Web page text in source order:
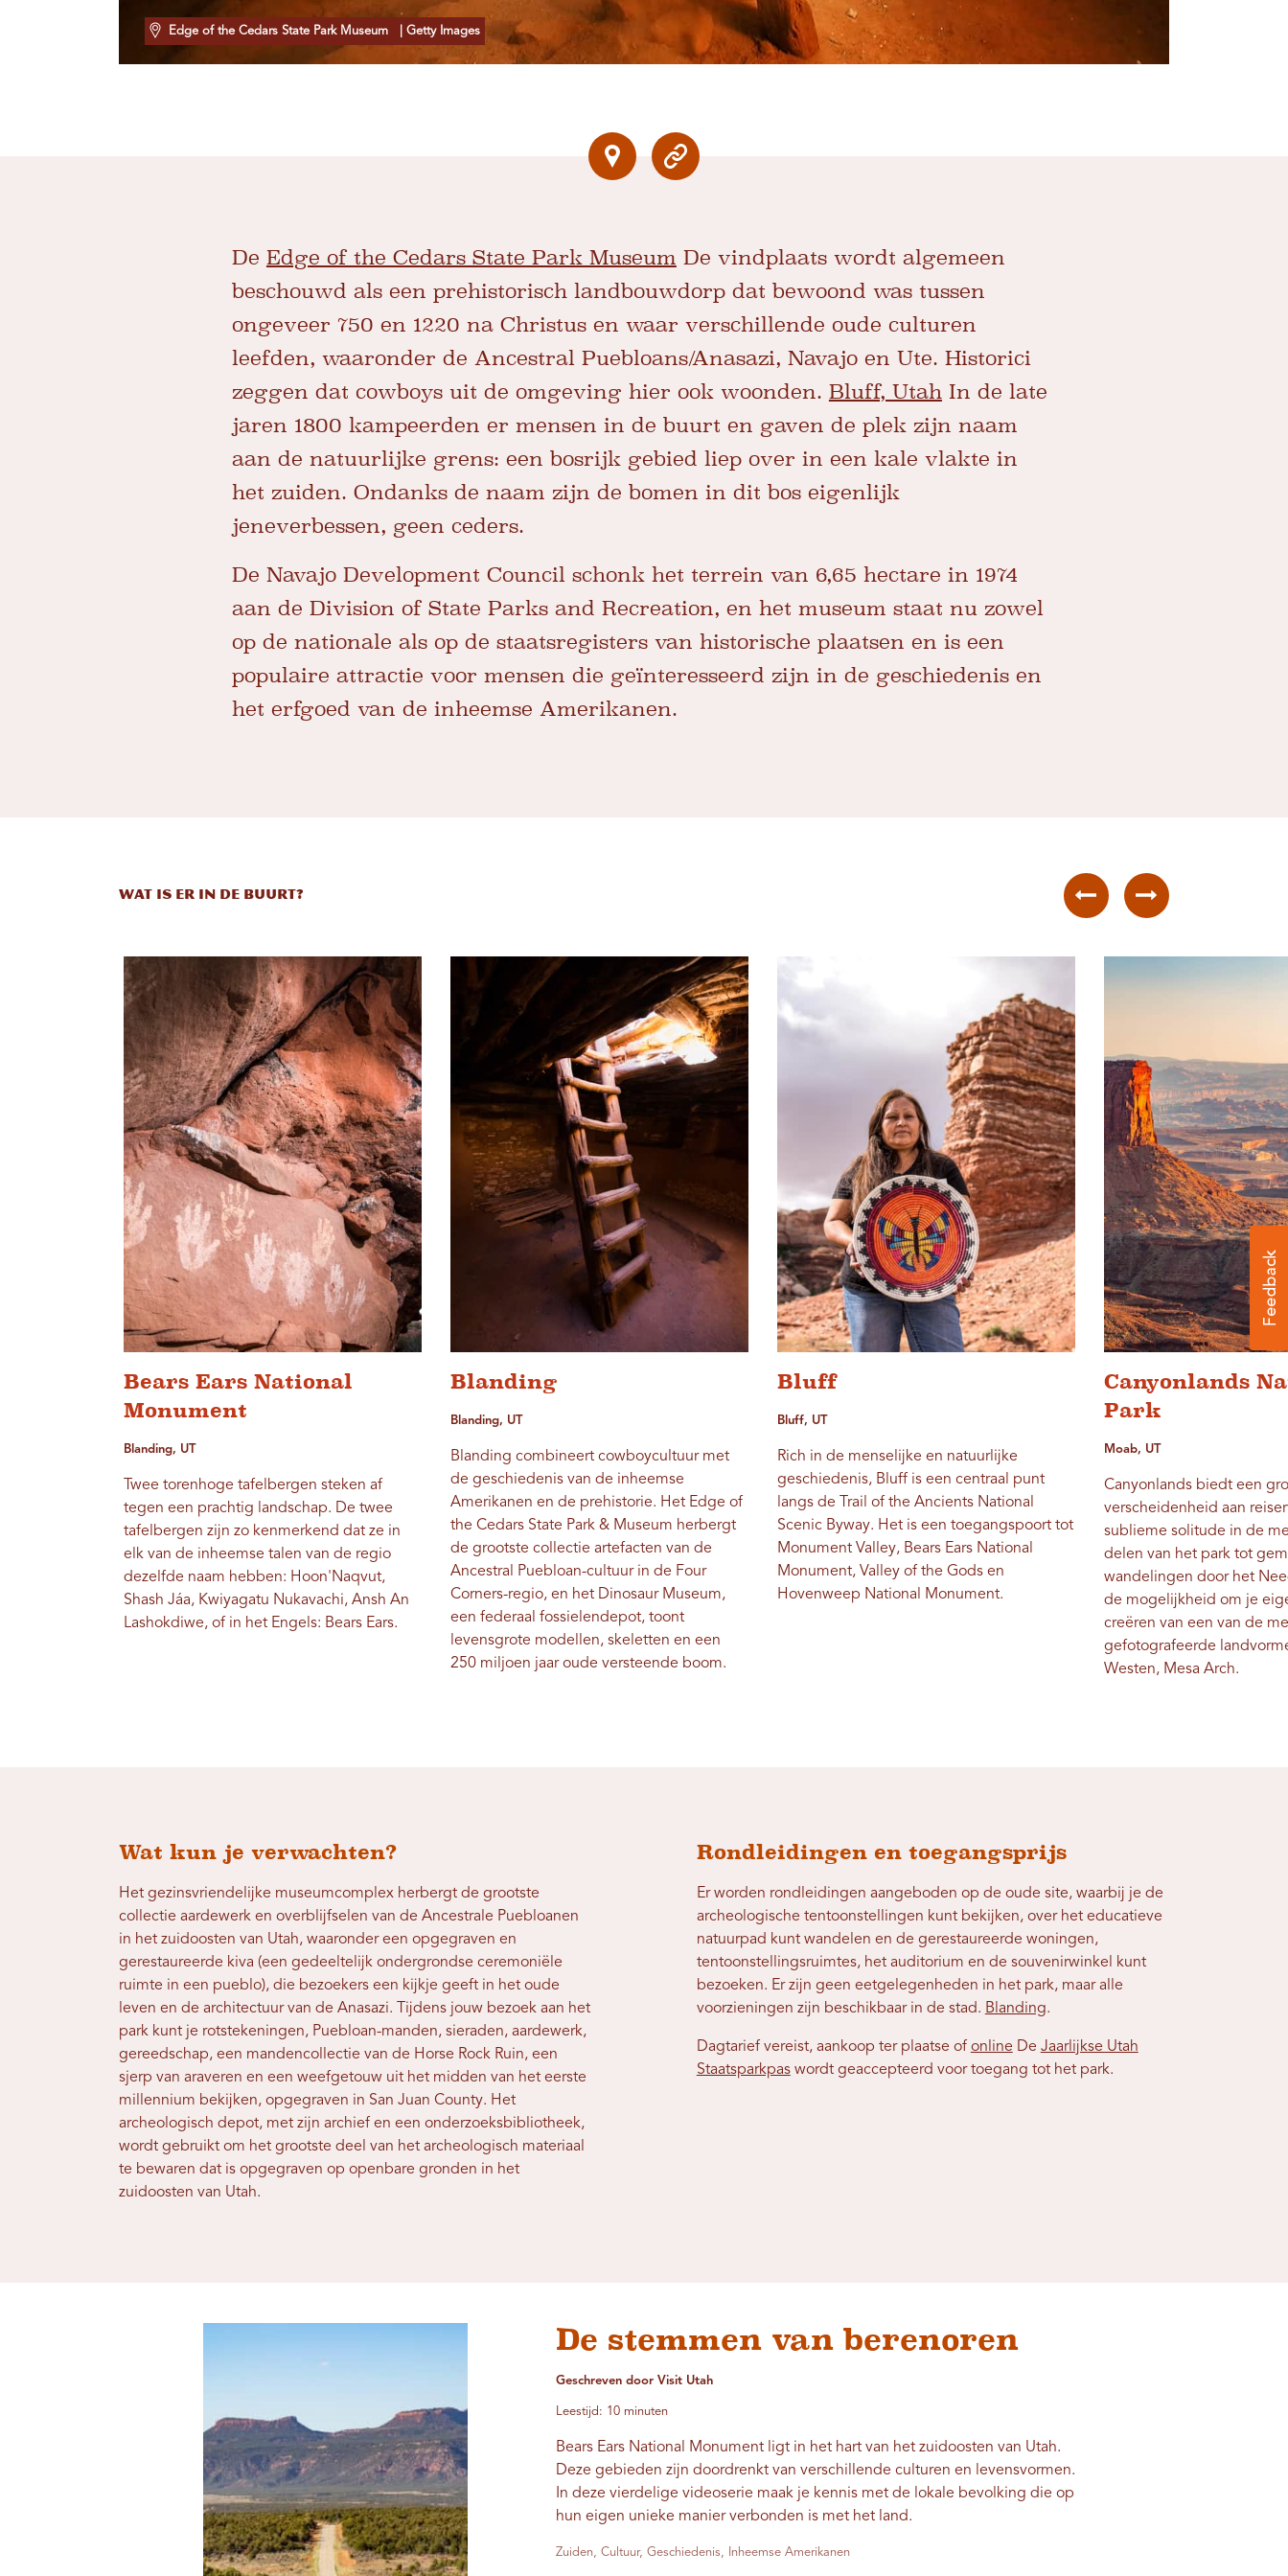
Edge of the Cedars State Park Museum | Getty Images
De Edge of the Cedars State Park Museum De vindplaats wordt algemeen
beschouwd als een prehistorisch landbouwdorp dat bewoond was tussen
ongeveer 750 en 1220 na Christus en waar verschillende oude culturen
leefden, waaronder de Ancestral Puebloans/Anasazi, Navajo en Ute. Historici
zeggen dat cowboys uit de omgeving hier ook woonden. Bluff, Utah In de late
jaren 1800 kampeerden er mensen in de buurt en gaven de plek zijn naam
aan de natuurlijke grens: een bosrijk gebied liep over in een kale vlakte in
het zuiden. Ondanks de naam zijn de bomen in dit bos eigenlijk
jeneverbessen, geen ceders.
De Navajo Development Council schonk het terrein van 6,65 hectare in 1974
aan de Division of State Parks and Recreation, en het museum staat nu zowel
op de nationale als op de staatsregisters van historische plaatsen en is een
populaire attractie voor mensen die geïnteresseerd zijn in de geschiedenis en
het erfgoed van de inheemse Amerikanen.
WAT IS ER IN DE BUURT?
Bears Ears National
Monument
Blanding, UT
Twee torenhoge tafelbergen steken af ​​
tegen een prachtig landschap. De twee
tafelbergen zijn zo kenmerkend dat ze in
elk van de inheemse talen van de regio
dezelfde naam hebben: Hoon'Naqvut,
Shash Jáa, Kwiyagatu Nukavachi, Ansh An
Lashokdiwe, of in het Engels: Bears Ears.
Blanding
Blanding, UT
Blanding combineert cowboycultuur met
de geschiedenis van de inheemse
Amerikanen en de prehistorie. Het Edge of
the Cedars State Park & Museum herbergt
de grootste collectie artefacten van de
Ancestral Puebloan-cultuur in de Four
Corners-regio, en het Dinosaur Museum,
een federaal fossielendepot, toont
levensgrote modellen, skeletten en een
250 miljoen jaar oude versteende boom.
Bluff
Bluff, UT
Rich in de menselijke en natuurlijke
geschiedenis, Bluff is een centraal punt
langs de Trail of the Ancients National
Scenic Byway. Het is een toegangspoort tot
Monument Valley, Bears Ears National
Monument, Valley of the Gods en
Hovenweep National Monument.
Canyonlands
Park
Moab, UT
Canyonlands biedt een
verscheidenheid aan
sublieme solitude in de
delen van het park tot
wandelingen door het
de mogelijkheid om je
creëren van een van de
gefotografeerde
Westen, Mesa Arch.
Wat kun je verwachten?
Het gezinsvriendelijke museumcomplex herbergt de grootste
collectie aardewerk en overblijfselen van de Ancestrale Puebloanen
in het zuidoosten van Utah, waaronder een opgegraven en
gerestaureerde kiva (een gedeeltelijk ondergrondse ceremoniële
ruimte in een pueblo), die bezoekers een kijkje geeft in het oude
leven en de architectuur van de Anasazi. Tijdens jouw bezoek aan het
park kunt je rotstekeningen, Puebloan-manden, sieraden, aardewerk,
gereedschap, een mandencollectie van de Horse Rock Ruin, een
sjerp van araveren en een weefgetouw uit het midden van het eerste
millennium bekijken, opgegraven in San Juan County. Het
archeologisch depot, met zijn archief en een onderzoeksbibliotheek,
wordt gebruikt om het grootste deel van het archeologisch materiaal
te bewaren dat is opgegraven op openbare gronden in het
zuidoosten van Utah.
Rondleidingen en toegangsprijs
Er worden rondleidingen aangeboden op de oude site, waarbij je de
archeologische tentoonstellingen kunt bekijken, over het educatieve
natuurpad kunt wandelen en de gerestaureerde woningen,
tentoonstellingsruimtes, het auditorium en de souvenirwinkel kunt
bezoeken. Er zijn geen eetgelegenheden in het park, maar alle
voorzieningen zijn beschikbaar in de stad. Blanding.
Dagtarief vereist, aankoop ter plaatse of online De Jaarlijkse Utah
Staatsparkpaswordt geaccepteerd voor toegang tot het park.
De stemmen van berenoren
Geschreven door Visit Utah
Leestijd: 10 minuten
Bears Ears National Monument ligt in het hart van het zuidoosten van Utah.
Deze gebieden zijn doordrenkt van verschillende culturen en levensvormen.
In deze vierdelige videoserie maak je kennis met de lokale bevolking die op
hun eigen unieke manier verbonden is met het land.
Zuiden, Cultuur, Geschiedenis, Inheemse Amerikanen